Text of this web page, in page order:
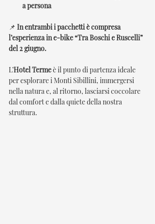
a persona
📌 In entrambi i pacchetti è compresa
l’esperienza in e-bike “Tra Boschi e Ruscelli”
del 2 giugno.
L’Hotel Terme è il punto di partenza ideale
per esplorare i Monti Sibillini, immergersi
nella natura e, al ritorno, lasciarsi coccolare
dal comfort e dalla quiete della nostra
struttura.